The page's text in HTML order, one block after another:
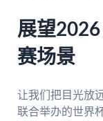
展望
赛场景
让我们把目光放
联合举办的世界